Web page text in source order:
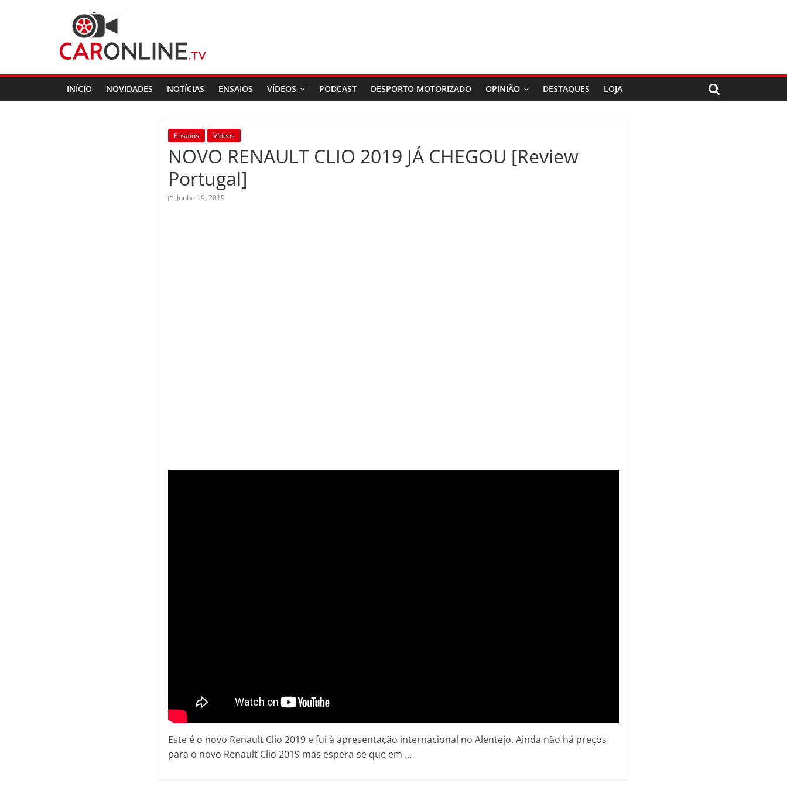
CarOnline.TV
CarOnline.TV
Ensaios
Automóvel
INÍCIO NOVIDADES NOTÍCIAS ENSAIOS VÍDEOS PODCAST DESPORTO MOTORIZADO OPINIÃO DESTAQUES LOJA
Ensaios Vídeos
NOVO RENAULT CLIO 2019 JÁ CHEGOU [Review
Portugal]
Junho 19, 2019
Este é o novo Renault Clio 2019 e fui à apresentação internacional no Alentejo. Ainda não há preços
para o novo Renault Clio 2019 mas espera-se que em …